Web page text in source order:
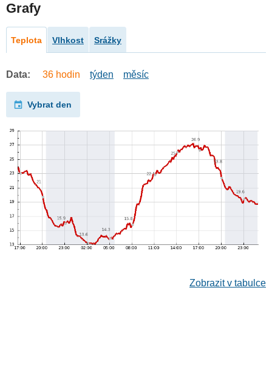
Grafy
Teplota Vlhkost Srážky
Data: 36 hodin týden měsíc
Vybrat den
Zobrazit v tabulce